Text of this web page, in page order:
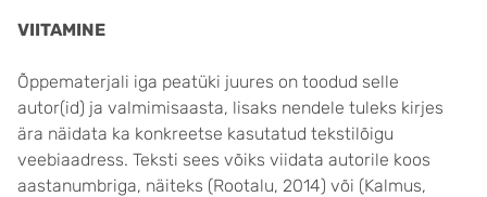
VIITAMINE
Õppematerjali iga peatüki juures on toodud selle
autor(id) ja valmimisaasta, lisaks nendele tuleks kirjes
ära näidata ka konkreetse kasutatud tekstilõigu
veebiaadress. Teksti sees võiks viidata autorile koos
aastanumbriga, näiteks (Rootalu, 2014) või (Kalmus,